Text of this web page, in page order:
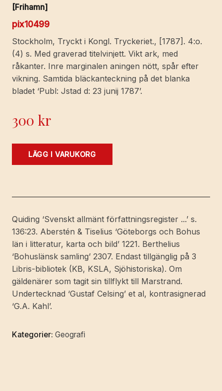
[Frihamn]
pix10499
Stockholm, Tryckt i Kongl. Tryckeriet., [1787]. 4:o.
(4) s. Med graverad titelvinjett. Vikt ark, med
råkanter. Inre marginalen aningen nött, spår efter
vikning. Samtida bläckanteckning på det blanka
bladet ‘Publ: Jstad d: 23 junij 1787’.
300 kr
Kongl.
Commerce-
Kungörelse,
Angående
Så
wäl
förbud
för
flyktingar
at,
LÄGG I VARUKORG
Quiding ‘Svenskt allmänt författningsregister ...’ s.
136:23. Aberstén & Tiselius ‘Göteborgs och Bohus
län i litteratur, karta och bild’ 1221. Berthelius
‘Bohuslänsk samling’ 2307. Endast tillgänglig på 3
Libris-bibliotek (KB, KSLA, Sjöhistoriska). Om
gäldenärer som tagit sin tillflykt till Marstrand.
Undertecknad ‘Gustaf Celsing’ et al, kontrasignerad
‘G.A. Kahl’.
Kategorier: Geografi